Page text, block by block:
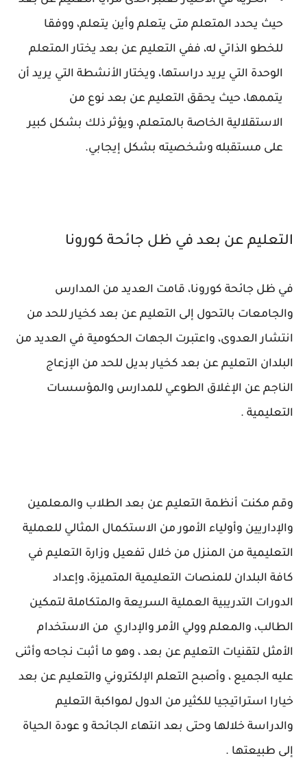
حيث يحدد المتعلم متى يتعلم وأين يتعلم، ووفقا
للخطو الذاتي له، ففي التعليم عن بعد يختار المتعلم
الوحدة التي يريد دراستها، ويختار الأنشطة التي يريد أن
يتممها، حيث يحقق التعليم عن بعد نوع من
الاستقلالية الخاصة بالمتعلم، ويؤثر ذلك بشكل كبير
على مستقبله وشخصيته بشكل إيجابي.
التعليم عن بعد في ظل جائحة كورونا
في ظل جائحة كورونا، قامت العديد من المدارس
والجامعات بالتحول إلى التعليم عن بعد كخيار للحد من
انتشار العدوى، واعتبرت الجهات الحكومية في العديد من
البلدان التعليم عن بعد كخيار بديل للحد من الإزعاج
الناجم عن الإغلاق الطوعي للمدارس والمؤسسات
التعليمية .
وقم مكنت أنظمة التعليم عن بعد الطلاب والمعلمين
والإداريين وأولياء الأمور من الاستكمال المثالي للعملية
التعليمية من المنزل من خلال تفعيل وزارة التعليم في
كافة البلدان للمنصات التعليمية المتميزة، وإعداد
الدورات التدريبية العملية السريعة والمتكاملة لتمكين
الطالب، والمعلم وولي الأمر والإداري من الاستخدام
الأمثل لتقنيات التعليم عن بعد ، وهو ما أثبت نجاحه وأثنى
عليه الجميع ، وأصبح التعلم الإلكتروني والتعليم عن بعد
خيارا استراتيجيا للكثير من الدول لمواكبة التعليم
والدراسة خلالها وحتى بعد انتهاء الجائحة و عودة الحياة
إلى طبيعتها .